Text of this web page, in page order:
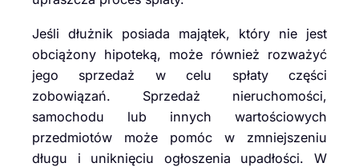
Jeśli dłużnik posiada majątek, który nie jest
obciążony hipoteką, może również rozważyć
jego sprzedaż w celu spłaty części
zobowiązań. Sprzedaż nieruchomości,
samochodu lub innych wartościowych
przedmiotów może pomóc w zmniejszeniu
długu i uniknięciu ogłoszenia upadłości. W